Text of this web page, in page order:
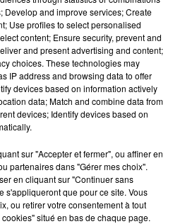
rappelées pour
dans deux assiettes en
Develop and improve services; Create
Use profiles to select personalised
content; Ensure security, prevent and
and present advertising and content;
choices. These technologies may
IP address and browsing data to offer
devices based on information actively
data; Match and combine data from
devices; Identify devices based on
sur "Accepter et fermer", ou affiner en
partenaires dans "Gérer mes choix".
en cliquant sur "Continuer sans
s'appliqueront que pour ce site. Vous
ou retirer votre consentement à tout
situé en bas de chaque page.